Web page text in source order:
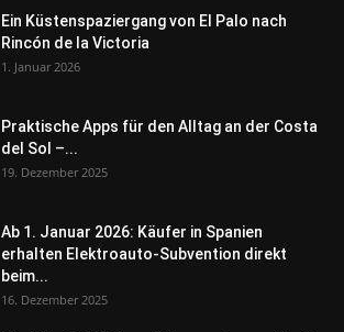
Ein Küstenspaziergang von El Palo nach
Rincón de la Victoria
1. Januar 2026
Praktische Apps für den Alltag an der Costa
del Sol –...
19. Dezember 2025
Ab 1. Januar 2026: Käufer in Spanien
erhalten Elektroauto-Subvention direkt
beim...
16. Dezember 2025